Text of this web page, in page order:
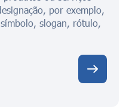
por exemplo,
slogan, rótulo,